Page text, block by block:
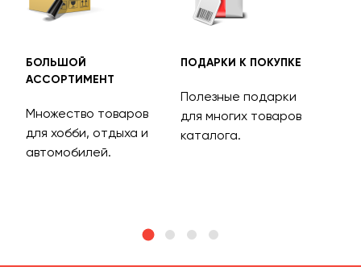
БОЛЬШОЙ
АССОРТИМЕНТ
Множество товаров
для хобби, отдыха и
автомобилей.
ПОДАРКИ К ПОКУПКЕ
Полезные подарки
для многих товаров
каталога.